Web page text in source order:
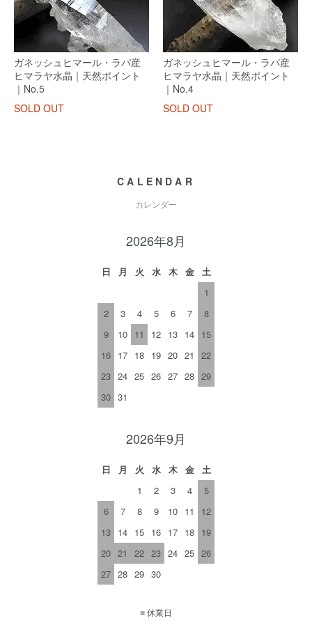
ガネッシュヒマール・ラパ産
ヒマラヤ水晶｜天然ポイント
｜No.5
SOLD OUT
ガネッシュヒマール・ラパ産
ヒマラヤ水晶｜天然ポイント
｜No.4
SOLD OUT
CALENDAR
カレンダー
2026年8月
日 月 火 水 木 金
土
1
2
3 4 5 6 7
8
9
10 11 12 13 14 15
16 17 18 19 20 21
22
23 24 25 26 27 28 29
30 31
2026年9月
日 月 火 水 木 金
土
1
2 3 4
5
6
7 8 9 10 11
12
13 14 15 16 17 18 19
20 21 22 23 24 25 26
27 28 29 30
■休業日